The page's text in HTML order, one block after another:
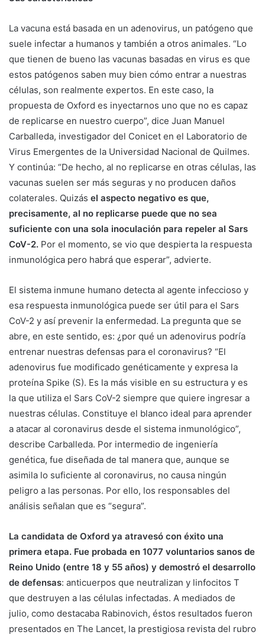
La vacuna está basada en un adenovirus, un patógeno que
suele infectar a humanos y también a otros animales. “Lo
que tienen de bueno las vacunas basadas en virus es que
estos patógenos saben muy bien cómo entrar a nuestras
células, son realmente expertos. En este caso, la
propuesta de Oxford es inyectarnos uno que no es capaz
de replicarse en nuestro cuerpo”, dice Juan Manuel
Carballeda, investigador del Conicet en el Laboratorio de
Virus Emergentes de la Universidad Nacional de Quilmes.
Y continúa: “De hecho, al no replicarse en otras células, las
vacunas suelen ser más seguras y no producen daños
colaterales. Quizás el aspecto negativo es que,
precisamente, al no replicarse puede que no sea
suficiente con una sola inoculación para repeler al Sars
CoV-2. Por el momento, se vio que despierta la respuesta
inmunológica pero habrá que esperar”, advierte.
El sistema inmune humano detecta al agente infeccioso y
esa respuesta inmunológica puede ser útil para el Sars
CoV-2 y así prevenir la enfermedad. La pregunta que se
abre, en este sentido, es: ¿por qué un adenovirus podría
entrenar nuestras defensas para el coronavirus? “El
adenovirus fue modificado genéticamente y expresa la
proteína Spike (S). Es la más visible en su estructura y es
la que utiliza el Sars CoV-2 siempre que quiere ingresar a
nuestras células. Constituye el blanco ideal para aprender
a atacar al coronavirus desde el sistema inmunológico”,
describe Carballeda. Por intermedio de ingeniería
genética, fue diseñada de tal manera que, aunque se
asimila lo suficiente al coronavirus, no causa ningún
peligro a las personas. Por ello, los responsables del
análisis señalan que es “segura”.
La candidata de Oxford ya atravesó con éxito una
primera etapa. Fue probada en 1077 voluntarios sanos de
Reino Unido (entre 18 y 55 años) y demostró el desarrollo
de defensas: anticuerpos que neutralizan y linfocitos T
que destruyen a las células infectadas. A mediados de
julio, como destacaba Rabinovich, éstos resultados fueron
presentados en The Lancet, la prestigiosa revista del rubro